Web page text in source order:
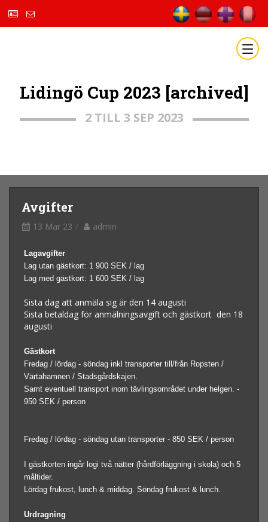
Lidingö Cup 2023 [archived]
2 TILL 3 SEP 2023
Avgifter
13 Mar 23 admin
Lagavgifter
Lag utan gästkort: 1 900 SEK / lag
Lag med gästkort: 1 600 SEK / lag
Sista dag att anmäla sig är den 14 augusti
Sista betaldag för anmälningsavgift och gästkort den 18
augusti
Gästkort
Fredag / lördag - söndag inkl transporter till/från Ropsten /
Värtahamnen / Stadsgårdskajen.
Samt eventuell transport inom tävlingsområdet under helgen. -
950 SEK / person
Fredag / lördag - söndag utan transporter - 850 SEK / person
I gästkorten ingår logi två nätter (hårdförläggning i skola) och 5
måltider.
Lördag frukost, lunch & middag. Söndag frukost & lunch.
Urdragning